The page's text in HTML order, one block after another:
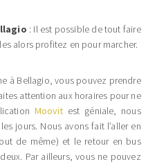
: Il est possible de tout faire
alors profitez en pour marcher.
à Bellagio, vous pouvez prendre
attention aux horaires pour ne
Moovit est géniale, nous
jours. Nous avons fait l’aller en
de même) et le retour en bus
Par ailleurs, vous ne pouvez